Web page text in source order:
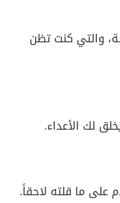
والتي كنت تظن
لك الأعداء.
على ما قلته لاحقاً.